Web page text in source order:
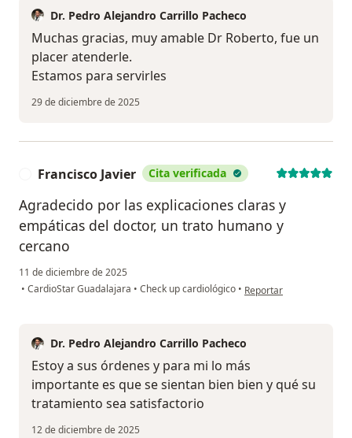
Dr. Pedro Alejandro Carrillo Pacheco
Muchas gracias, muy amable Dr Roberto, fue un
placer atenderle.
Estamos para servirles
29 de diciembre de 2025
Francisco Javier Cita verificada
Agradecido por las explicaciones claras y
empáticas del doctor, un trato humano y
cercano
11 de diciembre de 2025
• CardioStar Guadalajara • Check up cardiológico • en opinión del usuario
Reportar
Dr. Pedro Alejandro Carrillo Pacheco
Estoy a sus órdenes y para mi lo más
importante es que se sientan bien bien y qué su
tratamiento sea satisfactorio
12 de diciembre de 2025